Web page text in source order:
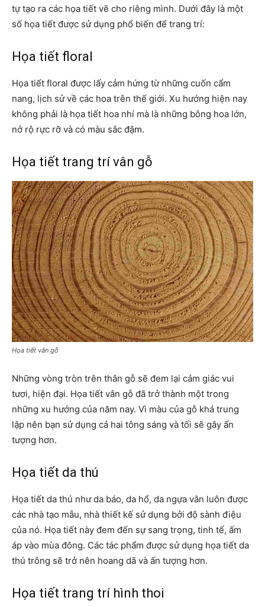
tự tạo ra các họa tiết vẽ cho riêng mình. Dưới đây là một
số họa tiết được sử dụng phổ biến để trang trí:
Họa tiết floral
Họa tiết floral được lấy cảm hứng từ những cuốn cẩm
nang, lịch sử về các hoa trên thế giới. Xu hướng hiện nay
không phải là họa tiết hoa nhí mà là những bông hoa lớn,
nở rộ rực rỡ và có màu sắc đậm.
Họa tiết trang trí vân gỗ
Họa tiết vân gỗ
Những vòng tròn trên thân gỗ sẽ đem lại cảm giác vui
tươi, hiện đại. Họa tiết vân gỗ đã trở thành một trong
những xu hướng của năm nay. Vì màu của gỗ khá trung
lập nên bạn sử dụng cả hai tông sáng và tối sẽ gây ấn
tượng hơn.
Họa tiết da thú
Họa tiết da thú như da báo, da hổ, da ngựa vằn luôn được
các nhà tạo mẫu, nhà thiết kế sử dụng bởi độ sành điệu
của nó. Họa tiết này đem đến sự sang trọng, tinh tế, ấm
áp vào mùa đông. Các tác phẩm được sử dụng họa tiết da
thú trông sẽ trở nên hoang dã và ấn tượng hơn.
Họa tiết trang trí hình thoi